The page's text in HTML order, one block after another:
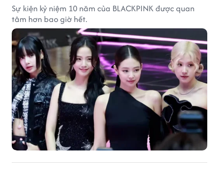
Sự kiện kỷ niệm 10 năm của BLACKPINK được quan
tâm hơn bao giờ hết.